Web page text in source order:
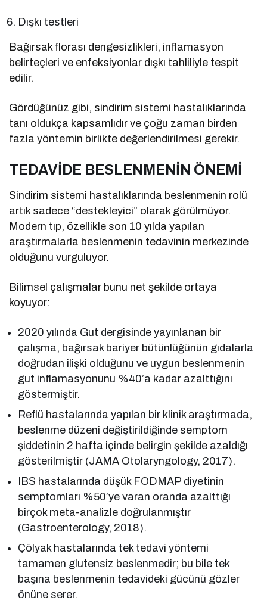
Dışkı testleri
Bağırsak florası dengesizlikleri, inflamasyon
belirteçleri ve enfeksiyonlar dışkı tahliliyle tespit
edilir.
Gördüğünüz gibi, sindirim sistemi hastalıklarında
tanı oldukça kapsamlıdır ve çoğu zaman birden
fazla yöntemin birlikte değerlendirilmesi gerekir.
TEDAVİDE BESLENMENİN ÖNEMİ
Sindirim sistemi hastalıklarında beslenmenin rolü
artık sadece “destekleyici” olarak görülmüyor.
Modern tıp, özellikle son 10 yılda yapılan
araştırmalarla beslenmenin tedavinin merkezinde
olduğunu vurguluyor.
Bilimsel çalışmalar bunu net şekilde ortaya
koyuyor:
2020 yılında Gut dergisinde yayınlanan bir
çalışma, bağırsak bariyer bütünlüğünün gıdalarla
doğrudan ilişki olduğunu ve uygun beslenmenin
gut inflamasyonunu %40’a kadar azalttığını
göstermiştir.
Reflü hastalarında yapılan bir klinik araştırmada,
beslenme düzeni değiştirildiğinde semptom
şiddetinin 2 hafta içinde belirgin şekilde azaldığı
gösterilmiştir (JAMA Otolaryngology, 2017).
IBS hastalarında düşük FODMAP diyetinin
semptomları %50’ye varan oranda azalttığı
birçok meta-analizle doğrulanmıştır
(Gastroenterology, 2018).
Çölyak hastalarında tek tedavi yöntemi
tamamen glutensiz beslenmedir; bu bile tek
başına beslenmenin tedavideki gücünü gözler
önüne serer.